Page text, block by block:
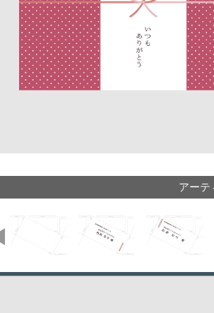
アーテ